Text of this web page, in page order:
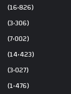
(16٬826)
(3٬306)
(7٬002)
(14٬423)
(3٬027)
(1٬476)